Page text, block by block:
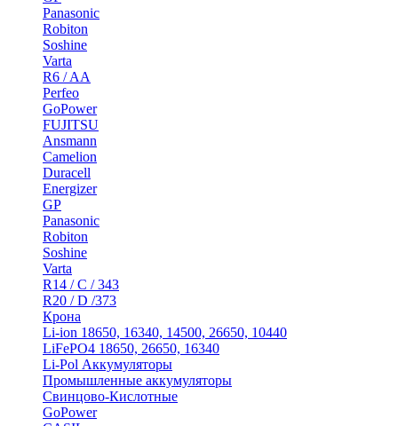
Panasonic
Robiton
Soshine
Varta
R6 / AA
Perfeo
GoPower
FUJITSU
Ansmann
Camelion
Duracell
Energizer
GP
Panasonic
Robiton
Soshine
Varta
R14 / C / 343
R20 / D /373
Крона
Li-ion 18650, 16340, 14500, 26650, 10440
LiFePO4 18650, 26650, 16340
Li-Pol Аккумуляторы
Промышленные аккумуляторы
Свинцово-Кислотные
GoPower